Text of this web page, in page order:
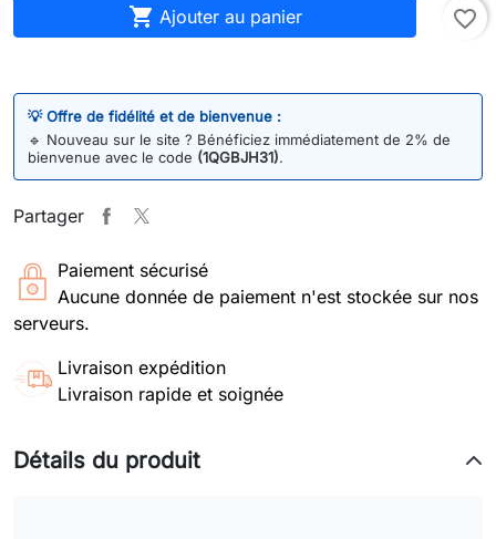
 Ajouter au panier favorite_border
💡 Offre de fidélité et de bienvenue :
🔹 Nouveau sur le site ? Bénéficiez immédiatement de 2% de
bienvenue avec le code (1QGBJH31).
Partager
Paiement sécurisé
Aucune donnée de paiement n'est stockée sur nos
serveurs.
Livraison expédition
Livraison rapide et soignée
Détails du produit